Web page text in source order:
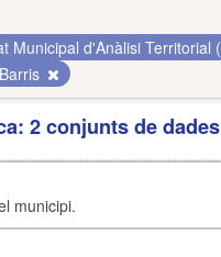
Municipal d'Anàlisi Territorial
Barris
2 conjunts de dades
municipi.